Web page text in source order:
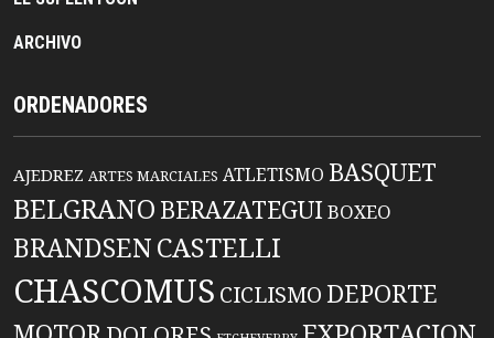
ARCHIVO
ORDENADORES
AJEDREZ ARTES MARCIALES ATLETISMO BASQUET
BELGRANO BERAZATEGUIBOXEO
BRANDSENCASTELLI
CHASCOMUS CICLISMO DEPORTE